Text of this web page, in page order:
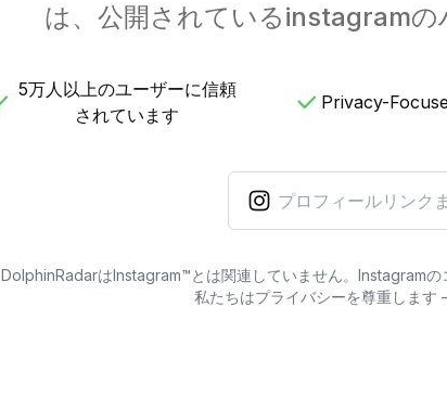
は、公開されているinstagramの
5万人以上のユーザーに信頼
されています
Privacy-
DolphinRadarはInstagram™とは関連していません。Instagram
私たちはプライバシーを尊重します